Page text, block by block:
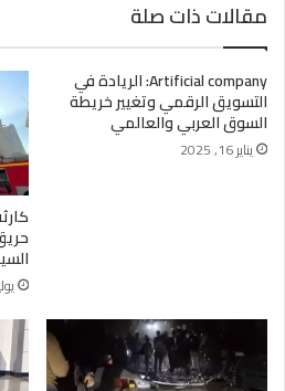
مقالات ذات صلة
Artificial company: الريادة في
التسويق الرقمي وتغيير خريطة
السوق العربي والعالمي
يناير 16, 2025
يوليو